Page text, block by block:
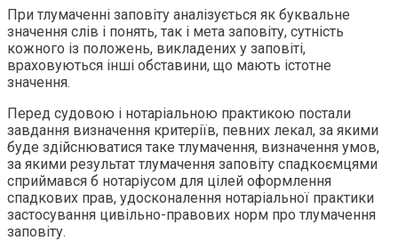
При тлумаченні заповіту аналізується як буквальне
значення слів і понять, так і мета заповіту, сутність
кожного із положень, викладених у заповіті,
враховуються інші обставини, що мають істотне
значення.
Перед судовою і нотаріальною практикою постали
завдання визначення критеріїв, певних лекал, за якими
буде здійснюватися таке тлумачення, визначення умов,
за якими результат тлумачення заповіту спадкоємцями
сприймався б нотаріусом для цілей оформлення
спадкових прав, удосконалення нотаріальної практики
застосування цивільно-правових норм про тлумачення
заповіту.